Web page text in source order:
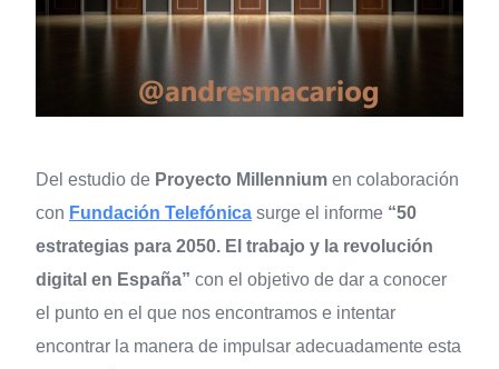
Del estudio de Proyecto Millennium en colaboración
con Fundación Telefónica surge el informe “50
estrategias para 2050. El trabajo y la revolución
digital en España” con el objetivo de dar a conocer
el punto en el que nos encontramos e intentar
encontrar la manera de impulsar adecuadamente esta